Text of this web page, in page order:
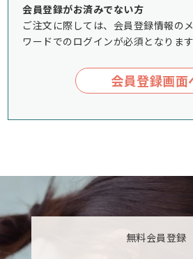
会員登録がお済みでない方
ご注文に際しては、会員登録情報の
ワードでのログインが必須となります
会員登録画面
無料会員登録